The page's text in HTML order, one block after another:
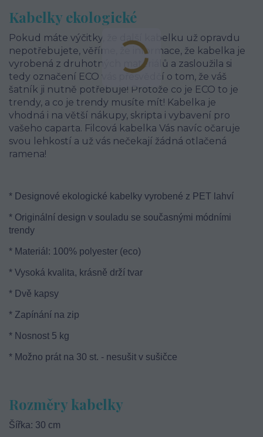
Kabelky ekologické
Pokud máte výčitky, že další kabelku už opravdu
nepotřebujete, věříme, že informace, že kabelka je
vyrobená z druhotných materiálů a zasloužila si
tedy označení ECO vás přesvědčí o tom, že váš
šatník ji nutně potřebuje! Protože co je ECO to je
trendy, a co je trendy musíte mít! Kabelka je
vhodná i na větší nákupy, skripta i vybavení pro
vašeho caparta. Filcová kabelka Vás navíc očaruje
svou lehkostí a už vás nečekají žádná otlačená
ramena!
* Designové ekologické kabelky vyrobené z PET lahví
* Originální design v souladu se současnými módními
trendy
* Materiál: 100% polyester (eco)
* Vysoká kvalita, krásně drží tvar
* Dvě kapsy
* Zapínání na zip
* Nosnost 5 kg
* Možno prát na 30 st. - nesušit v sušičce
Rozměry kabelky
Šířka: 30 cm